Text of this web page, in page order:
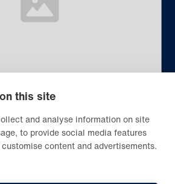
will go here
sit amet, consectetur adipiscing
enim...
this site
and analyse information on site
to provide social media features
content and advertisements.